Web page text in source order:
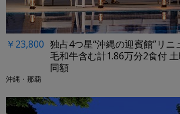
￥23,800 独占4つ星“沖縄の迎賓館”リ
毛和牛含む計1.86万分2食付
同額
沖縄・那覇